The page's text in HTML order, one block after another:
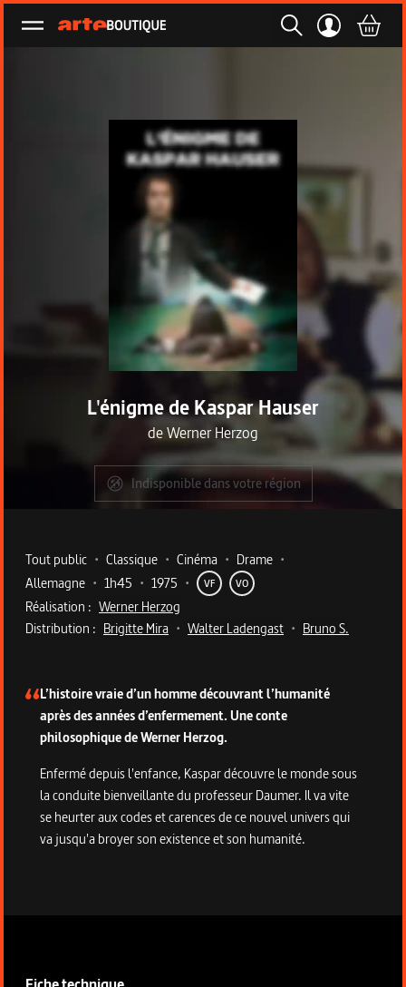
Ouvrir le menu
L'énigme de Kaspar Hauser
deWerner Herzog
Indisponible dans votre région
Metadata du programme
Tout public • Classique • Cinéma • Drame •
Allemagne • 1h45 • 1975 • VF VO
Réalisation : Werner Herzog
Distribution : Brigitte Mira • Walter Ladengast • Bruno S.
L’histoire vraie d’un homme découvrant l’humanité
après des années d’enfermement. Une conte
philosophique de Werner Herzog.
Enfermé depuis l'enfance, Kaspar découvre le monde sous
la conduite bienveillante du professeur Daumer. Il va vite
se heurter aux codes et carences de ce nouvel univers qui
va jusqu'a broyer son existence et son humanité.